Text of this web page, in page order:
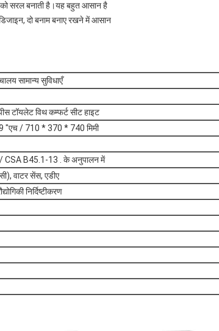
सरल बनाती है।यह बहुत आसान है
दो बनाम बनाए रखने में आसान
सामान्य सुविधाएँ
टॉयलेट विथ कम्फर्ट सीट हाइट
/ 710 * 370 * 740 मिमी
CSA B45.1-13 . के अनुपालन में
वाटर सेंस, एडीए
निर्दिष्टीकरण